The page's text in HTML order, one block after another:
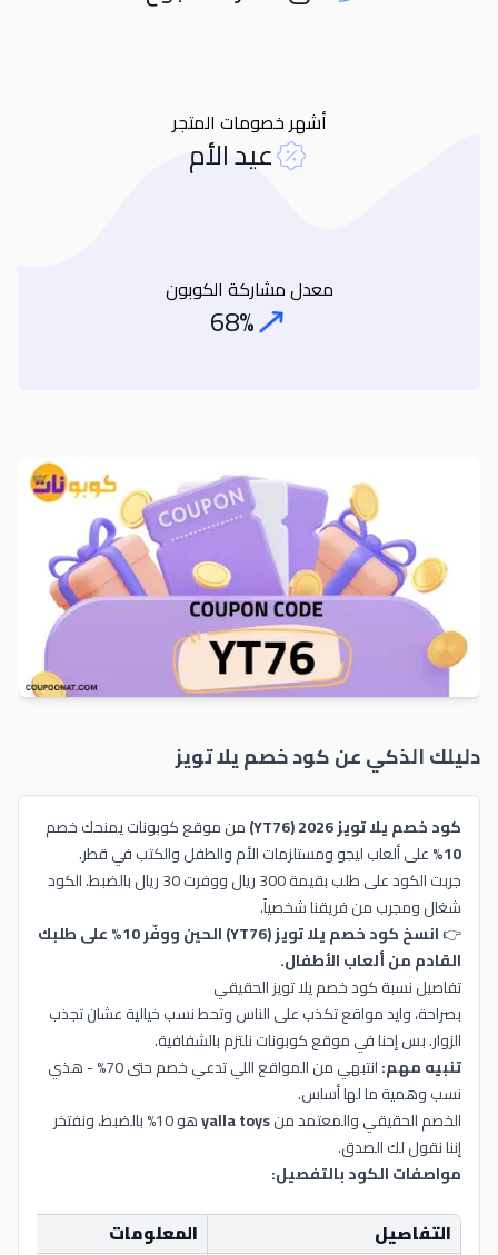
أشهر خصومات المتجر
عيد الأم
معدل مشاركة الكوبون
Coupon Share Rate
68%
دليلك الذكي عن كود خصميلا تويز
كود خصم يلا تويز 2026 (YT76)
من موقع كوبونات يمنحك خصم
10% على ألعاب ليجو ومستلزمات الأم والطفل والكتب في قطر.
جربت الكود على طلب بقيمة 300 ريال ووفرت 30 ريال بالضبط. الكود
شغال ومجرب من فريقنا شخصياً.
👉
انسخ كود خصم يلا تويز (YT76) الحين ووفّر 10% على طلبك
القادم من ألعاب الأطفال.
تفاصيل نسبة كود خصم يلا تويز الحقيقي
بصراحة، وايد مواقع تكذب على الناس وتحط نسب خيالية عشان تجذب
الزوار. بس إحنا في موقع كوبونات نلتزم بالشفافية.
تنبيه مهم:
انتبهي من المواقع اللي تدعي خصم حتى 70% - هذي
نسب وهمية ما لها أساس.
الخصم الحقيقي والمعتمد منyalla toys
هو 10% بالضبط، ونفتخر
إننا نقول لك الصدق.
مواصفات الكود بالتفصيل:
التفاصيل المعلومات